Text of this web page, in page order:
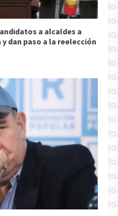
a alcaldes a
dan paso a la reelección